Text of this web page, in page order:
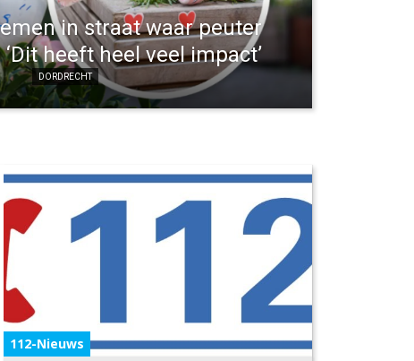
in straat waar peuter
heeft heel veel impact’
DORDRECHT
112-Nieuws